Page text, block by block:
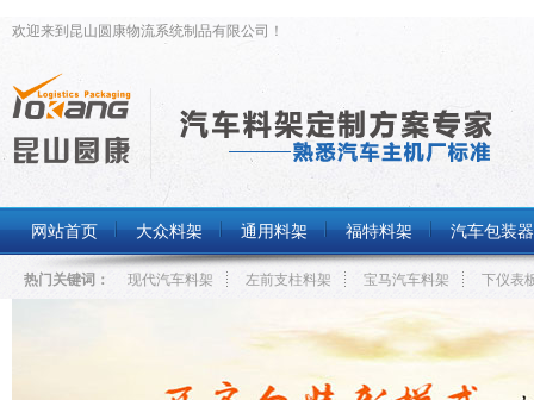
欢迎来到昆山圆康物流系统制品有限公司！
网站首页 大众料架 通用料架 福特料架 汽车包装
热门关键词： 现代汽车料架 左前支柱料架 宝马汽车料架
下仪表